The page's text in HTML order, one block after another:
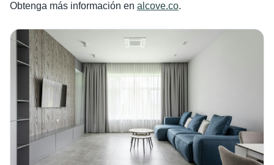
Obtenga más información en alcove.co.